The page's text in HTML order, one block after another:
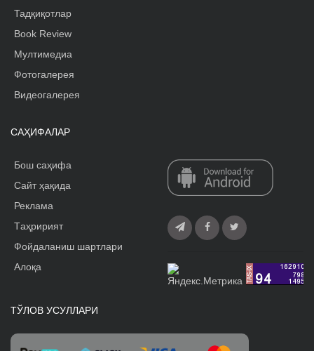
Тадқиқотлар
Book Review
Мултимедиа
Фотогалерея
Видеогалерея
САҲИФАЛАР
Бош саҳифа
Сайт ҳақида
Реклама
Tаҳририят
Фойдаланиш шартлари
Алоқа
ТЎЛОВ УСУЛЛАРИ